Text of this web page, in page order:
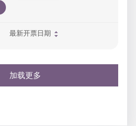
最新开票日期
加载更多